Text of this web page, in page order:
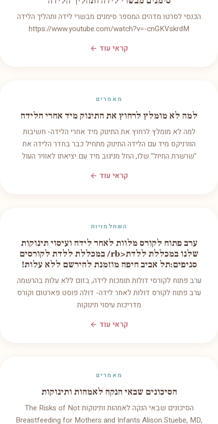
הכנסי לסרטו מדהים המספר סימנים מבשרי לידה ותהליך הלידה
https://www.youtube.com/watch?v=-cnGKVskrdM
קראי עוד ←
מאמרים
למה לא מומלץ לרחוץ את התינוק מיד אחרי הלידה
למה לא מומלץ לרחוץ את התינוק מיד אחרי הלידה- חשיבות
הוורניקס מיד עם הלידה התינוק מתחיל כבר בחדר הלידה את
"שרשרת החיול" שלו, החל מניגוב מיד עם יציאתו לאוויר העול
קראי עוד ←
השתלמויות
ערב פתוח לקורס מלוות לאחר לידה ועיסוי תינוקות
שלנו במכללת ללדת<rb/ במכללת ללדת לקורסים
סניפים:תל אביב חיפה מוזמנת להירשם ללא עלות!
ערב פתוח לקורסי דולות תומכות לידה, בזום ללא עלות בהרשמה
ערב פתוח לקורס דולות לאחר לידה- דולה פוסט פארטום וקורס
מדריכות עיסוי תינוקות
קראי עוד ←
מאמרים
הסיכונים שבאי הנקה לאמהות ותינוקות
הסיכונים שבאי הנקה לאמהות ותינוקות The Risks of Not
Breastfeeding for Mothers and Infants Alison Stuebe, MD,